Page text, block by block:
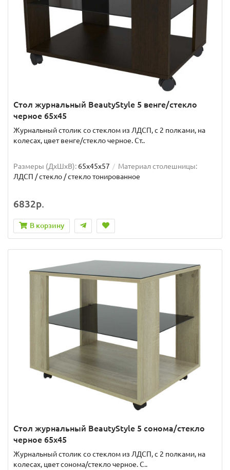
Стол журнальный BeautyStyle 5 венге/стекло
черное 65x45
Журнальный столик со стеклом из ЛДСП, с 2 полками, на
колесах, цвет венге/стекло черное. Ст..
Размеры (ДхШxВ): 65х45х57
Материал столешницы:
ЛДСП / стекло / стекло тонированное
6832р.
В корзину
Стол журнальный BeautyStyle 5 сонома/стекло
черное 65x45
Журнальный столик со стеклом из ЛДСП, с 2 полками, на
колесах, цвет сонома/стекло черное. С..